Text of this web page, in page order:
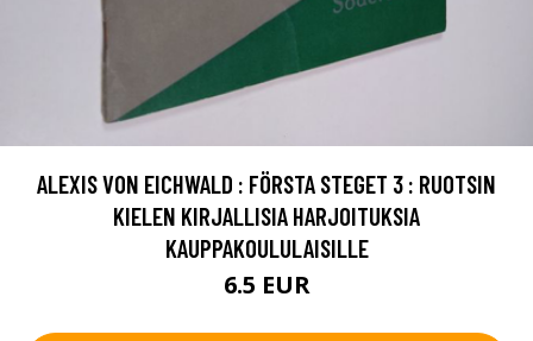
ALEXIS VON EICHWALD : FÖRSTA STEGET 3 : RUOTSIN
KIELEN KIRJALLISIA HARJOITUKSIA
KAUPPAKOULULAISILLE
6.5 EUR